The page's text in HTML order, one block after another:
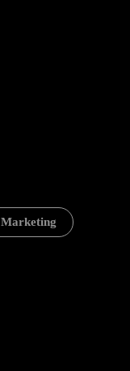
Marketing